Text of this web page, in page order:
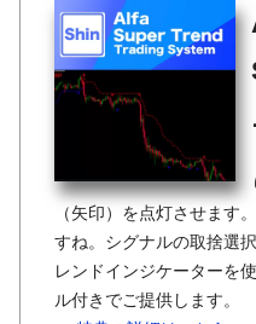
（矢印）を点灯させます
すね。シグナルの取捨選
レンドインジケーターを
ル付きでご提供します。